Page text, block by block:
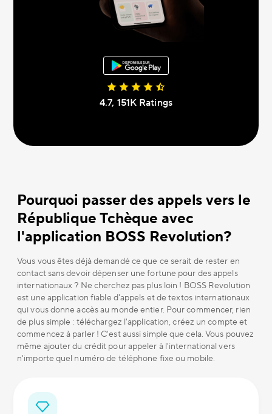
4.7, 151К Ratings
Pourquoi passer des appels vers le
République Tchèque avec
l'application BOSS Revolution?
Vous vous êtes déjà demandé ce que ce serait de rester en
contact sans devoir dépenser une fortune pour des appels
internationaux ? Ne cherchez pas plus loin ! BOSS Revolution
est une application fiable d'appels et de textos internationaux
qui vous donne accès au monde entier. Pour commencer, rien
de plus simple : téléchargez l'application, créez un compte et
commencez à parler ! C'est aussi simple que cela. Vous pouvez
même ajouter du crédit pour appeler à l'international vers
n'importe quel numéro de téléphone fixe ou mobile.